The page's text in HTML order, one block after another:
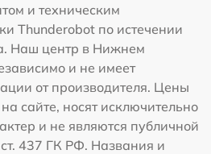
и техническим
Thunderobot по истечении
Наш центр в Нижнем
и не имеет
от производителя. Цены
сайте, носят исключительно
и не являются публичной
437 ГК РФ. Названия и